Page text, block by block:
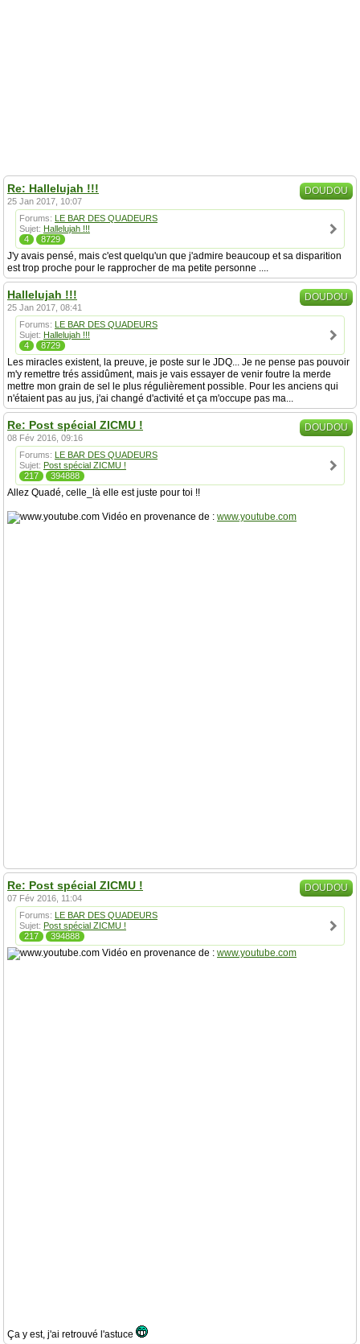
DOUDOU
Re: Hallelujah !!!
25 Jan 2017, 10:07
Forums: LE BAR DES QUADEURS
Sujet: Hallelujah !!!
4
8729
J'y avais pensé, mais c'est quelqu'un que j'admire beaucoup et sa disparition
est trop proche pour le rapprocher de ma petite personne ....
DOUDOU
Hallelujah !!!
25 Jan 2017, 08:41
Forums: LE BAR DES QUADEURS
Sujet: Hallelujah !!!
4
8729
Les miracles existent, la preuve, je poste sur le JDQ... Je ne pense pas pouvoir
m'y remettre trés assidûment, mais je vais essayer de venir foutre la merde
mettre mon grain de sel le plus régulièrement possible. Pour les anciens qui
n'étaient pas au jus, j'ai changé d'activité et ça m'occupe pas ma...
DOUDOU
Re: Post spécial ZICMU !
08 Fév 2016, 09:16
Forums: LE BAR DES QUADEURS
Sujet: Post spécial ZICMU !
217
394888
Allez Quadé, celle_là elle est juste pour toi !!
Vidéo en provenance de : www.youtube.com
DOUDOU
Re: Post spécial ZICMU !
07 Fév 2016, 11:04
Forums: LE BAR DES QUADEURS
Sujet: Post spécial ZICMU !
217
394888
Vidéo en provenance de : www.youtube.com
Ça y est, j'ai retrouvé l'astuce